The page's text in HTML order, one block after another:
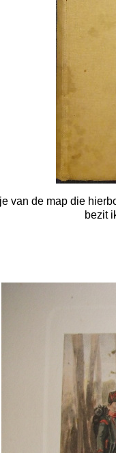
van de map die
bezit